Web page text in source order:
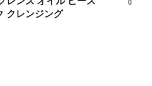
クレンジング
0